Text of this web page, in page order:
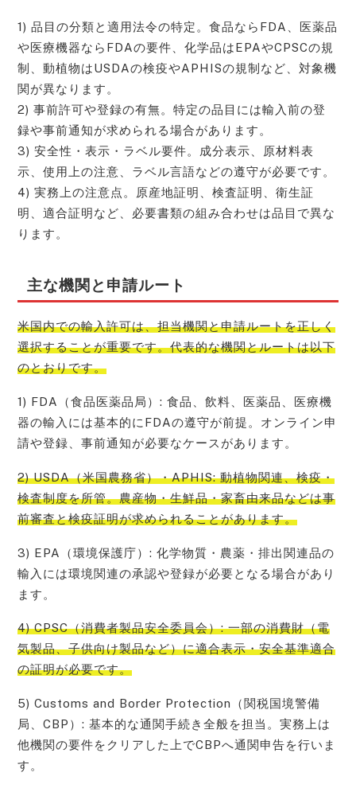
1) 品目の分類と適用法令の特定。食品ならFDA、医薬品
や医療機器ならFDAの要件、化学品はEPAやCPSCの規
制、動植物はUSDAの検疫やAPHISの規制など、対象機
関が異なります。
2) 事前許可や登録の有無。特定の品目には輸入前の登
録や事前通知が求められる場合があります。
3) 安全性・表示・ラベル要件。成分表示、原材料表
示、使用上の注意、ラベル言語などの遵守が必要です。
4) 実務上の注意点。原産地証明、検査証明、衛生証
明、適合証明など、必要書類の組み合わせは品目で異な
ります。
主な機関と申請ルート
米国内での輸入許可は、担当機関と申請ルートを正しく
選択することが重要です。代表的な機関とルートは以下
のとおりです。
1) FDA（食品医薬品局）: 食品、飲料、医薬品、医療機
器の輸入には基本的にFDAの遵守が前提。オンライン申
請や登録、事前通知が必要なケースがあります。
2) USDA（米国農務省）・APHIS: 動植物関連、検疫・
検査制度を所管。農産物・生鮮品・家畜由来品などは事
前審査と検疫証明が求められることがあります。
3) EPA（環境保護庁）: 化学物質・農薬・排出関連品の
輸入には環境関連の承認や登録が必要となる場合があり
ます。
4) CPSC（消費者製品安全委員会）: 一部の消費財（電
気製品、子供向け製品など）に適合表示・安全基準適合
の証明が必要です。
5) Customs and Border Protection（関税国境警備
局、CBP）: 基本的な通関手続き全般を担当。実務上は
他機関の要件をクリアした上でCBPへ通関申告を行いま
す。